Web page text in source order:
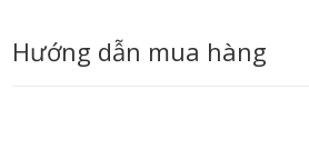
Hướng dẫn mua hàng